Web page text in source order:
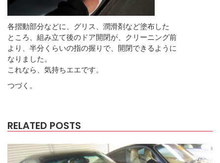
各摺動部分などに、グリス、潤滑剤など塗布した
ところ、組み立て後のドア開閉が、クリーニング前
より、半分くらいの指の握りで、開閉できるように
なりました。
これなら、気持ちエエです。
つづく。
RELATED POSTS